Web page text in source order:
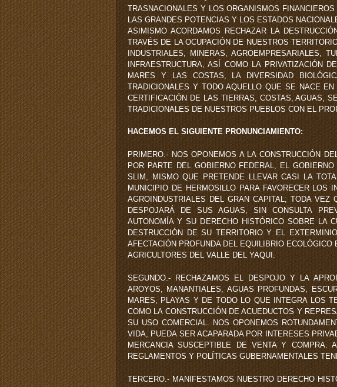
TRASNACIONALES Y LOS ORGANISMOS
LAS GRANDES POTENCIAS Y LOS ESTADOS
ASIMISMO ACORDAMOS RECHAZAR LA
TRAVÉS DE LA OCUPACIÓN DE NUESTROS
INDUSTRIALES, MINERAS, AGROEMPRESARIALES,
INFRAESTRUCTURA, ASÍ COMO LA PRIVATIZACIÓN
MARES Y LAS COSTAS, LA DIVERSIDAD
TRADICIONALES Y TODO AQUELLO QUE SE NACE
CERTIFICACIÓN DE LAS TIERRAS, COSTAS, AGUAS,
TRADICIONALES DE NUESTROS PUEBLOS CON EL
HACEMOS EL SIGUIENTE PRONUNCIAMIENTO:
PRIMERO.- NOS OPONEMOS A LA CONSTRUCCIÓN
POR PARTE DEL GOBIERNO FEDERAL, EL
SLIM, MISMO QUE PRETENDE LLEVAR CASI LA
MUNICIPIO DE HERMOSILLO PARA FAVORECER LOS
AGROINDUSTRIALES DEL GRAN CAPITAL; TODA VEZ
DESPOJARÁ DE SUS AGUAS, SIN CONSULTA
AUTONOMÍA Y SU DERECHO HISTÓRICO SOBRE LA
DESTRUCCIÓN DE SU TERRITORIO Y EL
AFECTACIÓN PROFUNDA DEL EQUILIBRIO
AGRICULTORES DEL VALLE DEL YAQUI.
SEGUNDO.- RECHAZAMOS EL DESPOJO Y LA
AROYOS, MANANTIALES, AGUAS PROFUNDAS,
MARES, PLAYAS Y DE TODO LO QUE INTEGRA LOS
COMO LA CONSTRUCCIÓN DE ACUEDUCTOS Y
SU USO COMERCIAL. NOS OPONEMOS
VIDA, PUEDA SER ACAPARADA POR INTERESES
MERCANCIA SUSCEPTIBLE DE VENTA Y COMPRA.
REGLAMENTOS Y POLÍTICAS GUBERNAMENTALES
TERCERO.- MANIFESTAMOS NUESTRO DERECHO